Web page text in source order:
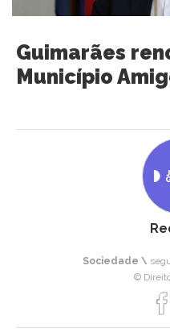
Guimarães
Município
Sociedade \
©